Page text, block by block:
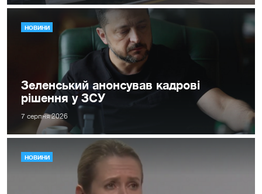
НОВИНИ
Зеленський анонсував кадрові
рішення у ЗСУ
7 серпня 2026
НОВИНИ